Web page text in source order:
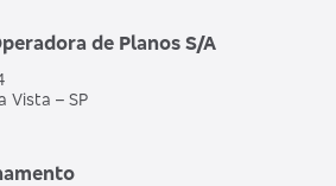
de Planos S/A
Vista – SP